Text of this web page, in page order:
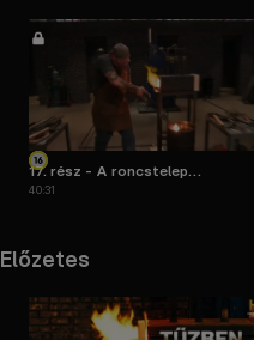
17. rész - A roncstelep
összeomlása
40:31
Előzetes